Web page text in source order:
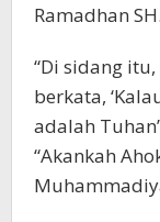
Ramadhan
“Di sidang
berkata,
adalah
“Akankah